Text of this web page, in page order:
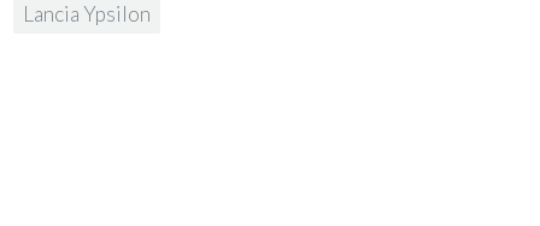
Lancia Ypsilon